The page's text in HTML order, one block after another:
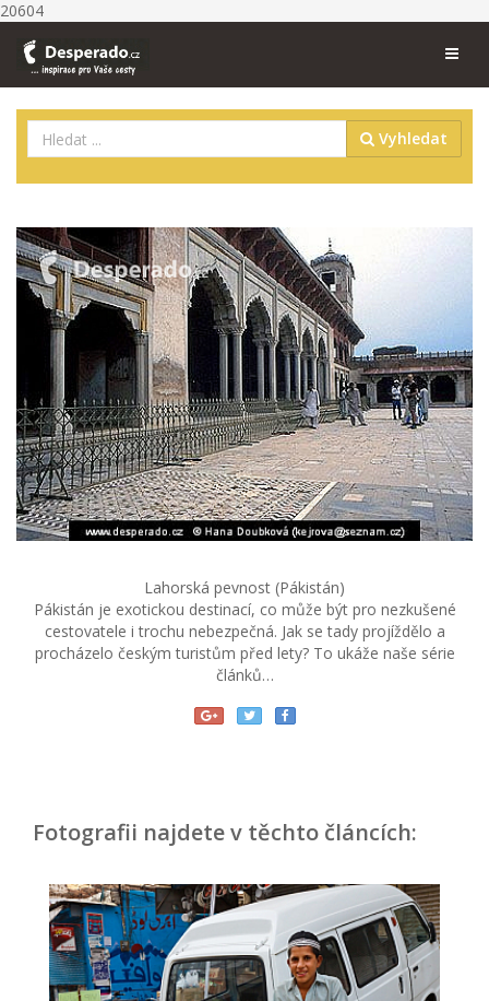
20604
Vyhledat
Lahorská pevnost (Pákistán)
Pákistán je exotickou destinací, co může být pro nezkušené
cestovatele i trochu nebezpečná. Jak se tady projíždělo a
procházelo českým turistům před lety? To ukáže naše série
článků…
Fotografii najdete v těchto článcích: